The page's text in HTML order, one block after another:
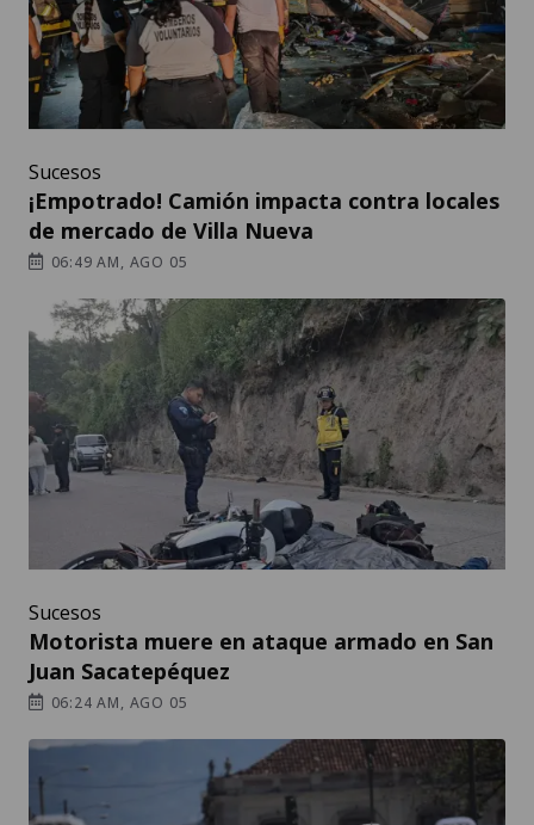
Sucesos
¡Empotrado! Camión impacta contra locales
de mercado de Villa Nueva
06:49 AM, AGO 05
Sucesos
Motorista muere en ataque armado en San
Juan Sacatepéquez
06:24 AM, AGO 05